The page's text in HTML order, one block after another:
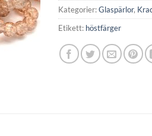
Kategorier:Glaspärlor,
Etikett: höstfärger